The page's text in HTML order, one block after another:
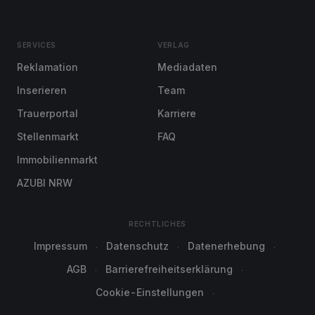
SERVICES
Reklamation
Inserieren
Trauerportal
Stellenmarkt
Immobilienmarkt
AZUBI NRW
VERLAG
Mediadaten
Team
Karriere
FAQ
RECHTLICHES
Impressum Datenschutz
Datenerhebung
AGB
Barrierefreiheitserklärung
Cookie-Einstellungen